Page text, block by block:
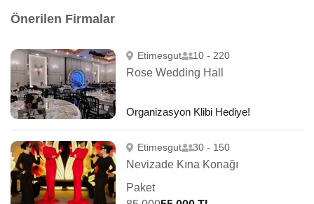
Önerilen Firmalar
Etimesgut 10 - 220
Rose Wedding Hall
Organizasyon Klibi Hediye!
Etimesgut 30 - 150
Nevizade Kına Konağı
Paket